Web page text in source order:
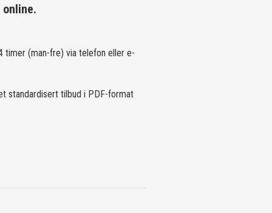
timer (man-fre) via telefon eller e-
standardisert tilbud i PDF-format